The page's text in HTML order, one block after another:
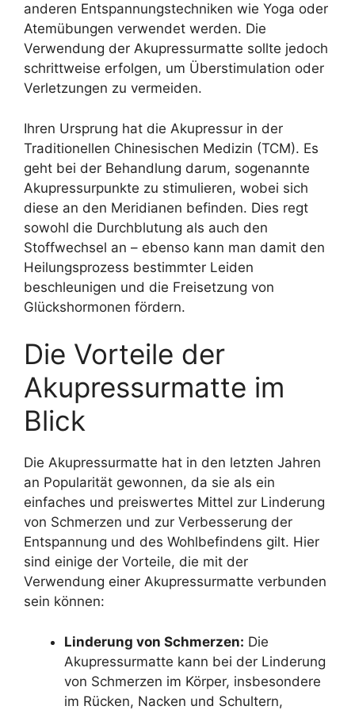
anderen Entspannungstechniken wie Yoga oder
Atemübungen verwendet werden. Die
Verwendung der Akupressurmatte sollte jedoch
schrittweise erfolgen, um Überstimulation oder
Verletzungen zu vermeiden.
Ihren Ursprung hat die Akupressur in der
Traditionellen Chinesischen Medizin (TCM). Es
geht bei der Behandlung darum, sogenannte
Akupressurpunkte zu stimulieren, wobei sich
diese an den Meridianen befinden. Dies regt
sowohl die Durchblutung als auch den
Stoffwechsel an – ebenso kann man damit den
Heilungsprozess bestimmter Leiden
beschleunigen und die Freisetzung von
Glückshormonen fördern.
Die Vorteile der
Akupressurmatte im
Blick
Die Akupressurmatte hat in den letzten Jahren
an Popularität gewonnen, da sie als ein
einfaches und preiswertes Mittel zur Linderung
von Schmerzen und zur Verbesserung der
Entspannung und des Wohlbefindens gilt. Hier
sind einige der Vorteile, die mit der
Verwendung einer Akupressurmatte verbunden
sein können:
Linderung von Schmerzen: Die
Akupressurmatte kann bei der Linderung
von Schmerzen im Körper, insbesondere
im Rücken, Nacken und Schultern,